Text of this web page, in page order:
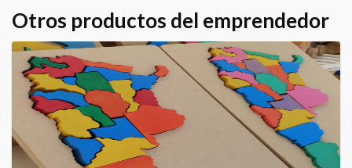
Otros productos del emprendedor